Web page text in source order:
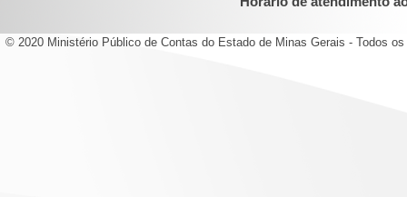
© 2020 Ministério Público de Contas do Estado de Minas Gerais - Todos